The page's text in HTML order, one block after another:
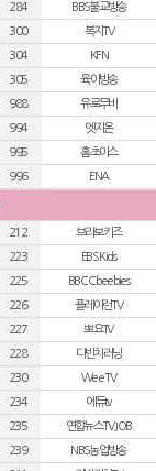
284
BBS불교방송
300
복지TV
304
KFN
305
육아방송
988
유로무비
994
엣지온
995
홈초이스
996
ENA
212
브라보키즈
223
EBS Kids
225
BBC Cbeebies
226
플레이런TV
227
뽀요TV
228
다빈치러닝
230
Wee TV
234
에듀tv
235
연합뉴스TV JOB
239
NBS농업방송